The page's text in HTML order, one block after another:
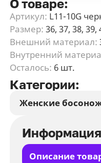
О товаре:
Артикул: L11-10G
Размер: 36, 37, 38, 39,
Внешний материал:
Внутренний
Осталось: 6 шт.
Категории:
Женские
Информация
Описание